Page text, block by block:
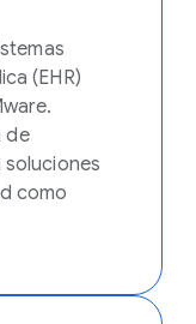
(EHR)
de
como